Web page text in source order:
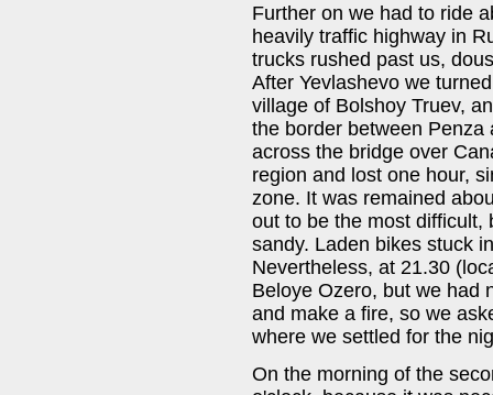
Further on we had to ride
heavily traffic highway in
trucks rushed past us,
After Yevlashevo we
village of Bolshoy Truev,
the border between
across the bridge over
region and lost one hour,
zone. It was remained
out to be the most difficult,
sandy. Laden bikes stuck
Nevertheless, at 21.30
Beloye Ozero, but we had
and make a fire, so we
where we settled for the
On the morning of the